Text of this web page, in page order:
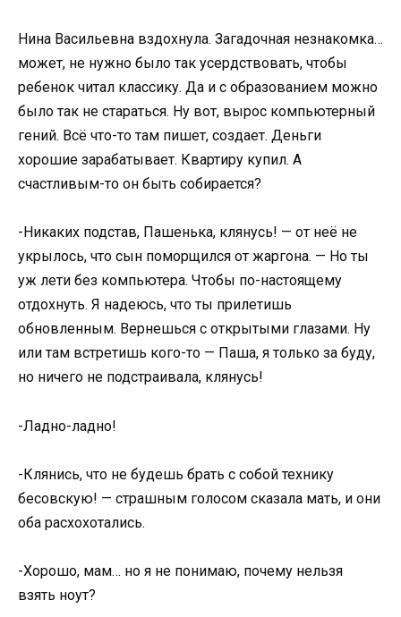
Нина Васильевна вздохнула. Загадочная незнакомка…
может, не нужно было так усердствовать, чтобы
ребенок читал классику. Да и с образованием можно
было так не стараться. Ну вот, вырос компьютерный
гений. Всё что-то там пишет, создает. Деньги
хорошие зарабатывает. Квартиру купил. А
счастливым-то он быть собирается?
-Никаких подстав, Пашенька, клянусь! — от неё не
укрылось, что сын поморщился от жаргона. — Но ты
уж лети без компьютера. Чтобы по-настоящему
отдохнуть. Я надеюсь, что ты прилетишь
обновленным. Вернешься с открытыми глазами. Ну
или там встретишь кого-то — Паша, я только за буду,
но ничего не подстраивала, клянусь!
-Ладно-ладно!
-Клянись, что не будешь брать с собой технику
бесовскую! — страшным голосом сказала мать, и они
оба расхохотались.
-Хорошо, мам… но я не понимаю, почему нельзя
взять ноут?